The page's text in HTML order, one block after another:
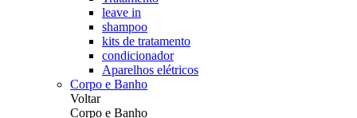
leave in
shampoo
kits de tratamento
condicionador
Aparelhos elétricos
Corpo e Banho
Voltar
Corpo e Banho